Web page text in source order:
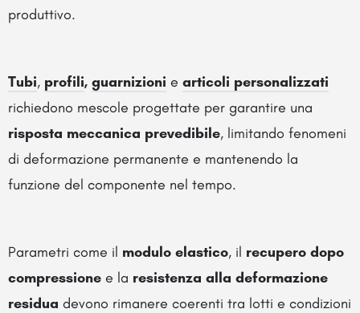
produttivo.
Tubi, profili, guarnizioni e articoli personalizzati
richiedono mescole progettate per garantire una
risposta meccanica prevedibile, limitando fenomeni
di deformazione permanente e mantenendo la
funzione del componente nel tempo.
Parametri come il modulo elastico, il recupero dopo
compressione e la resistenza alla deformazione
residua devono rimanere coerenti tra lotti e condizioni